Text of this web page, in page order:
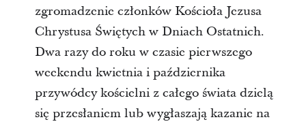
zgromadzenie członków Kościoła Jezusa
Chrystusa Świętych w Dniach Ostatnich.
Dwa razy do roku w czasie pierwszego
weekendu kwietnia i października
przywódcy kościelni z całego świata dzielą
się przesłaniem lub wygłaszają kazanie na